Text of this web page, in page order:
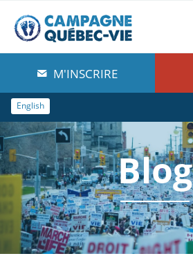
À propos de nous
Blog
Comprendre
Agir
Boutique
M'INSCRIRE
English
Blog